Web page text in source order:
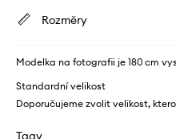
Rozměry
Modelka na fotografii je 180 cm
Standardní velikost
Doporučujeme zvolit velikost,
Tagy